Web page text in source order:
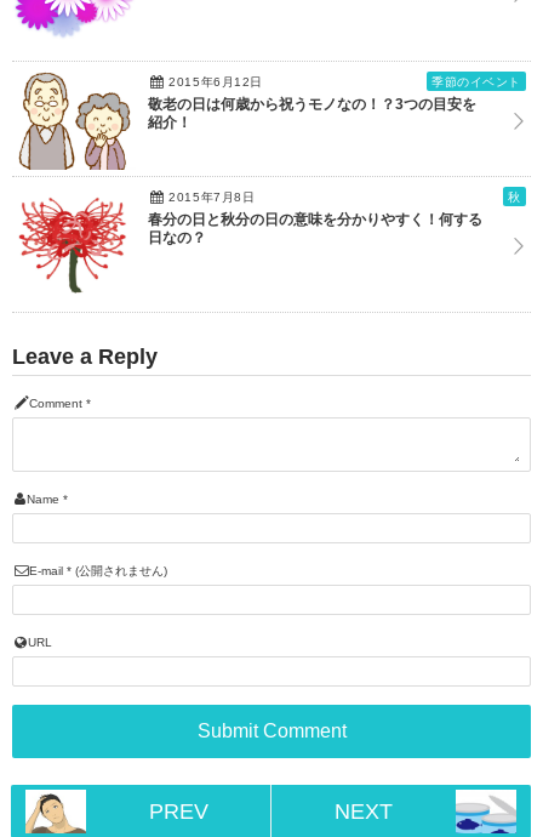
2015年6月12日 季節のイベント
敬老の日は何歳から祝うモノなの！？3つの目安を
紹介！
2015年7月8日 秋
春分の日と秋分の日の意味を分かりやすく！何する
日なの？
Leave a Reply
Comment *
Name *
E-mail * (公開されません)
URL
PREV NEXT